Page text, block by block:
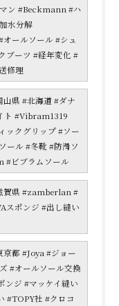
ン #Beckmann #ハ
水分解
ールソール #シュ
ブーツ #経年変化 #
修理
県 #北海道 #ダナ
ト #Vibram1319
クグリップ #ソー
ール #冬靴 #防滑ソ
#ビブラムソール
賀県 #zamberlan #
スポンジ #出し縫い
都 #Joya #ジョー
#オールソール交換
ンジ #マッケイ縫い
#TOPY社 #クロコ